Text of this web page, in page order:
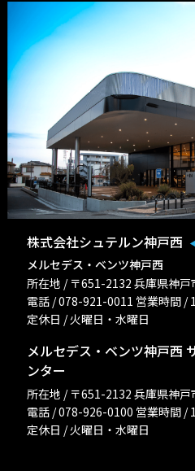
株式会社シュテルン神戸西
メルセデス・ベンツ神戸西
所在地 / 〒651-2132 兵庫県神
電話 / 078-921-0011 営業時間 /
定休日 / 火曜日・水曜日
メルセデス・ベンツ神戸西
ンター
所在地 / 〒651-2132 兵庫県神
電話 / 078-926-0100 営業時間 /
定休日 / 火曜日・水曜日